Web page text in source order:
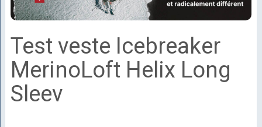
Test veste Icebreaker
MerinoLoft Helix Long
Sleev